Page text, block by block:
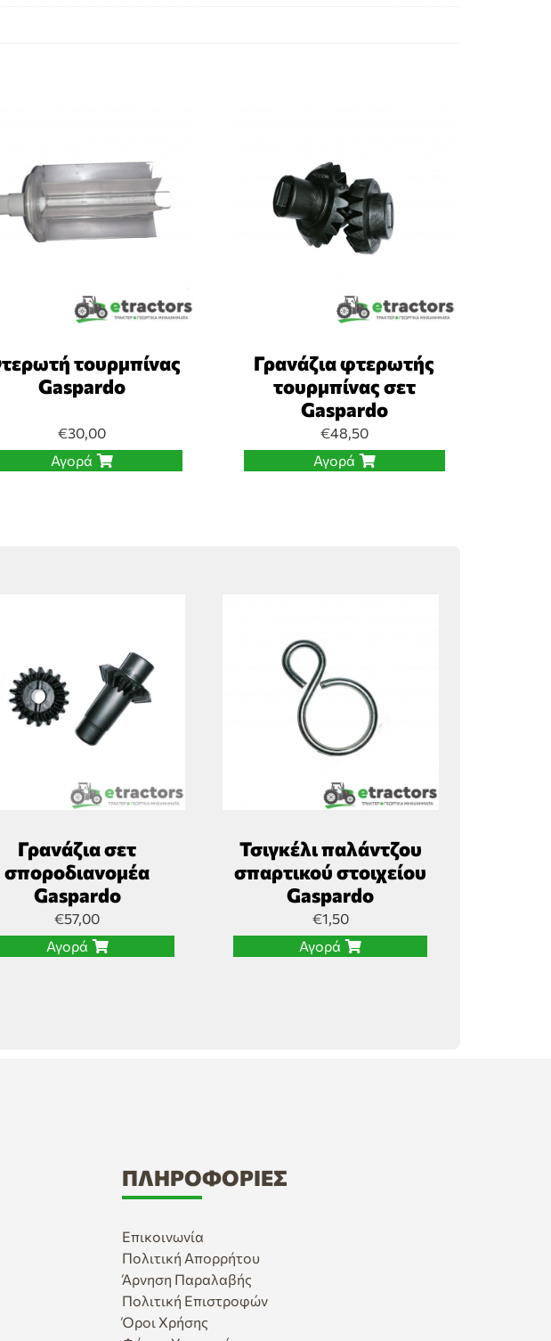
τουρμπίνας
Gaspardo
€30,00
Αγορά
Γρανάζια φτερωτής
τουρμπίνας σετ
Gaspardo
€48,50
Αγορά
Γρανάζια σετ
σποροδιανομέα
Gaspardo
€57,00
Αγορά
Τσιγκέλι παλάντζου
σπαρτικού στοιχείου
Gaspardo
€1,50
Αγορά
ΠΛΗΡΟΦΟΡΊΕΣ
Επικοινωνία
Πολιτική Απορρήτου
Άρνηση Παραλαβής
Πολιτική Επιστροφών
Όροι Χρήσης